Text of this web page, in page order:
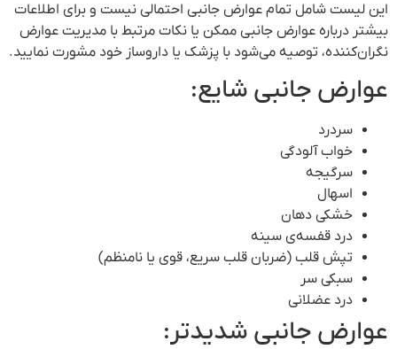
این لیست شامل تمام عوارض جانبی احتمالی نیست و برای اطلاعات
بیشتر درباره عوارض جانبی ممکن یا نکات مرتبط با مدیریت عوارض
نگران‌کننده، توصیه می‌شود با پزشک یا داروساز خود مشورت نمایید.
عوارض جانبی شایع:
سردرد
خواب آلودگی
سرگیجه
اسهال
خشکی دهان
درد قفسه‌ی سینه
تپش قلب (ضربان قلب سریع، قوی یا نامنظم)
سبکی سر
درد عضلانی
عوارض جانبی شدیدتر: